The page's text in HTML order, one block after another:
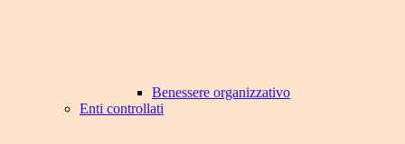
Benessere organizzativo
Enti controllati